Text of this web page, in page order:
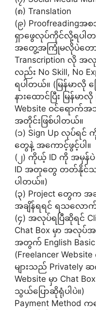
(၈) Translation
(၉) Proofreadingအစ
ရှာဖွေလုပ်ကိုင်လို့ရပ
အတွေ့အကြုံမလိုပဲတော
Transcription လို အ
လည်း No Skill, No
ရပါတယ်။ (မြန်မာလို
နားထောင်ပြီး မြန်မာ
Website ဝင်ရောက်
အတိုင်းဖြစ်ပါတယ်။
(၁) Sign Up လုပ်ရင်
တွေနဲ့ အကောင့်ဖွင့်ပါ။
(၂) ကိုယ့် ID ကို အမှန်ပဲ
ID အတုတွေ တတ်နိုင်သ
ပါတယ်။)
(၃) Project တွေက အခ
အချိန်ရရင် ရသလောက်
(၄) အလုပ်ရပြီဆိုရင်
Chat Box မှာ အလုပ်
အတွက် English
(Freelancer
များသည်
Website မှာ Chat
သွယ်ပြောဆိုရုံပါပဲ။)
Payment Method